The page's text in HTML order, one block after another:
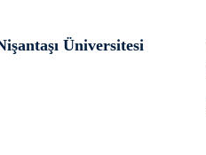
Üniversitesi